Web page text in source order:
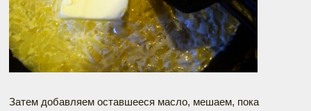
Затем добавляем оставшееся масло, мешаем, пока